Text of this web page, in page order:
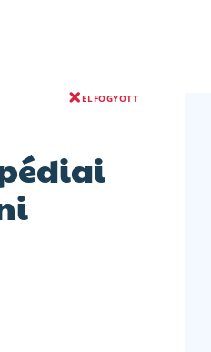
ELFOGYOTT